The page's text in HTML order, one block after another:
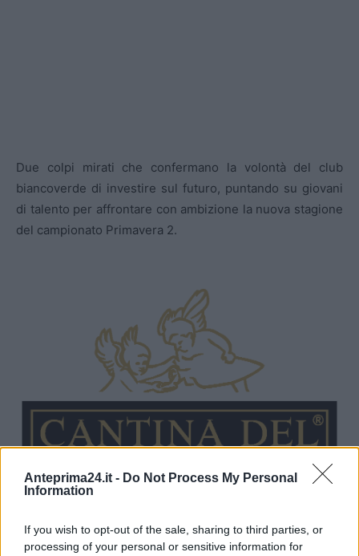
Anteprima24.it - Do Not Process My Personal
Information
If you wish to opt-out of the sale, sharing to third parties, or
processing of your personal or sensitive information for
Due colpi mirati che confermano la volontà del club
biancoverde di investire sul futuro, puntando su giovani
di talento per affrontare con ambizione la nuova stagione
del campionato Primavera 2.